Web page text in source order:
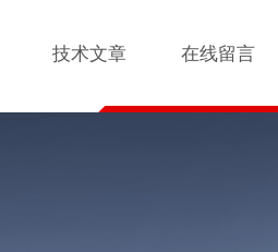
技术文章 在线留言